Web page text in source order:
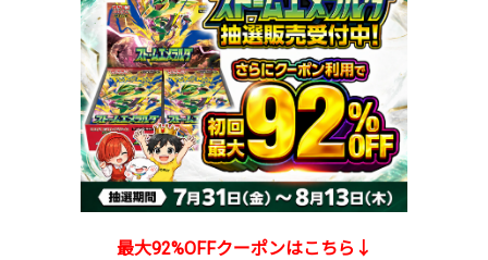
2025.12.25
300円 580円
500～600円
2025.12.15
300円 580円
2025.12.5
300円 580円
500～600円
2025.11.25
300円 580円
500～600円
2025.11.15
300円 580円
500～600円
2025.11.5
300円 580円
500～600円
2025.10.25
300円 580円
500～600円
発売日初動
500円 -円 400～500円
最大92%OFFクーポンはこちら↓